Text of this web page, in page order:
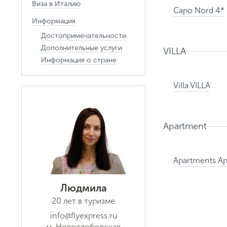
Виза в Италию
Информация
Достопримечательности
Дополнительные услуги
Информация о стране
Людмила
20 лет в туризме
info@flyexpress.ru
Capo Nord 4*
VILLA
Villa VILLA
Apartment
Apartments